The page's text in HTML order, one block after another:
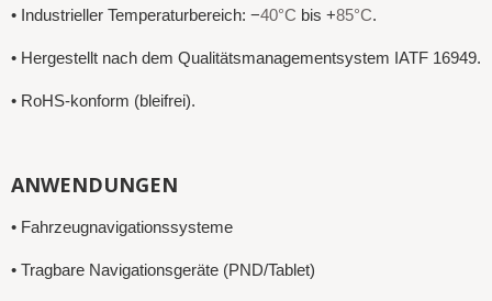
• Industrieller Temperaturbereich: −40°C bis +85°C.
• Hergestellt nach dem Qualitätsmanagementsystem IATF 16949.
• RoHS-konform (bleifrei).
ANWENDUNGEN
• Fahrzeugnavigationssysteme
• Tragbare Navigationsgeräte (PND/Tablet)